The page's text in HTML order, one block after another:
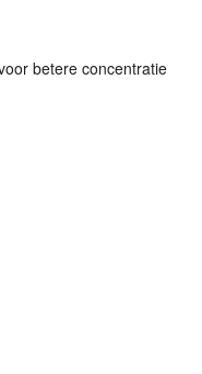
betere concentratie